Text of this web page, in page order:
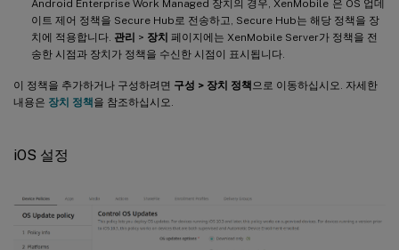
Android Enterprise Work Managed 장치의 경우, XenMobile 은 OS 업데
이트 제어 정책을 Secure Hub로 전송하고, Secure Hub는 해당 정책을 장
치에 적용합니다. 관리 > 장치 페이지에는 XenMobile Server가 정책을 전
송한 시점과 장치가 정책을 수신한 시점이 표시됩니다.
이 정책을 추가하거나 구성하려면 구성 > 장치 정책 으로 이동하십시오. 자세한
내용은 장치 정책을 참조하십시오.
iOS 설정